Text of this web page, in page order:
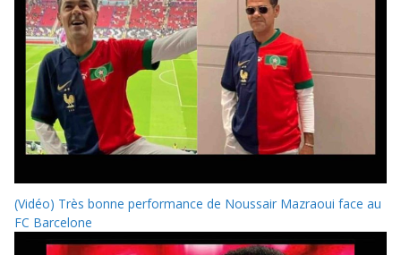
(Vidéo) Très bonne performance de Noussair Mazraoui face au
FC Barcelone